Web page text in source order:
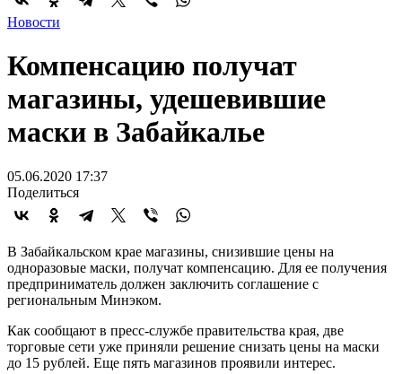
Новости
Компенсацию получат
магазины, удешевившие
маски в Забайкалье
05.06.2020 17:37
Поделиться
В Забайкальском крае магазины, снизившие цены на
одноразовые маски, получат компенсацию. Для ее получения
предприниматель должен заключить соглашение с
региональным Минэком.
Как сообщают в пресс-службе правительства края, две
торговые сети уже приняли решение снизать цены на маски
до 15 рублей. Еще пять магазинов проявили интерес.